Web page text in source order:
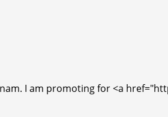
I am promoting for <a